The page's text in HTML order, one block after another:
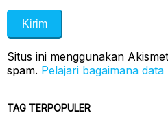
Situs ini menggunakan
spam. Pelajari bagaimana
TAG TERPOPULER